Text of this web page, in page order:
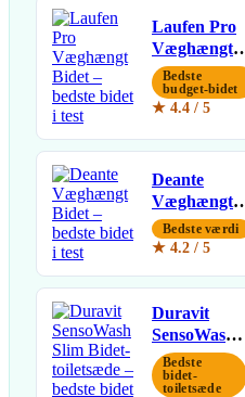
Laufen Pro
Væghængt
Bidet
Bedste
budget-bidet
★ 4.4 / 5
Deante
Væghængt
Bidet
Bedste værdi
★ 4.2 / 5
Duravit
SensoWash
Slim Bidet-
toiletsæde
Bedste
bidet-
toiletsæde